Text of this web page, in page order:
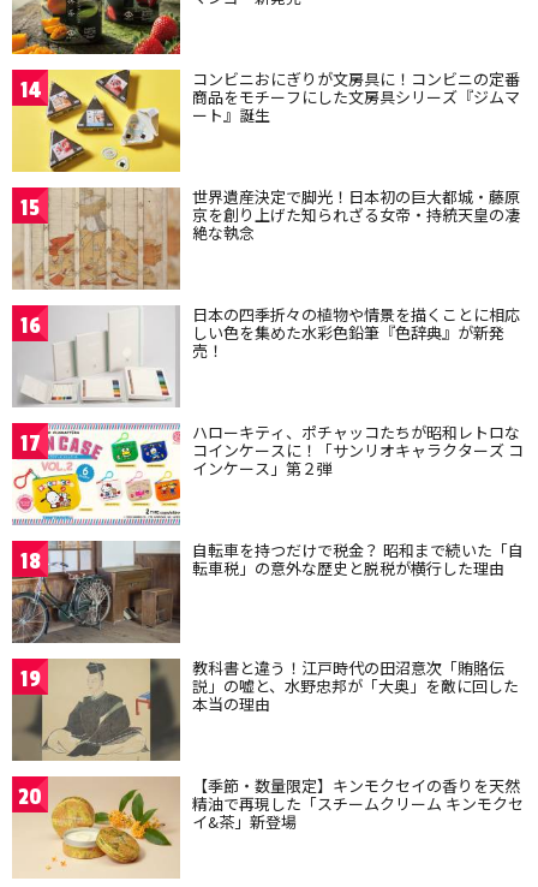
14 コンビニおにぎりが文房具に！コンビニの定番
商品をモチーフにした文房具シリーズ『ジムマ
ート』誕生
15 世界遺産決定で脚光！日本初の巨大都城・藤原
京を創り上げた知られざる女帝・持統天皇の凄
絶な執念
16 日本の四季折々の植物や情景を描くことに相応
しい色を集めた水彩色鉛筆『色辞典』が新発
売！
17 ハローキティ、ポチャッコたちが昭和レトロな
コインケースに！「サンリオキャラクターズ コ
インケース」第２弾
18 自転車を持つだけで税金？ 昭和まで続いた「自
転車税」の意外な歴史と脱税が横行した理由
19 教科書と違う！江戸時代の田沼意次「賄賂伝
説」の嘘と、水野忠邦が「大奥」を敵に回した
本当の理由
20 【季節・数量限定】キンモクセイの香りを天然
精油で再現した「スチームクリーム キンモクセ
イ&茶」新登場